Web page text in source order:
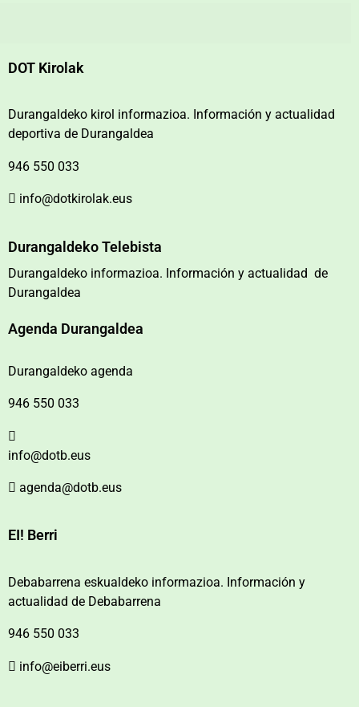
DOT Kirolak
Durangaldeko kirol informazioa. Información y actualidad
deportiva de Durangaldea
946 550 033
info@dotkirolak.eus
Durangaldeko Telebista
Durangaldeko informazioa. Información y actualidad de
Durangaldea
Agenda Durangaldea
Durangaldeko agenda
946 550 033
info@dotb.eus
agenda@dotb.eus
EI! Berri
Debabarrena eskualdeko informazioa. Información y
actualidad de Debabarrena
946 550 033
info@eiberri.eus